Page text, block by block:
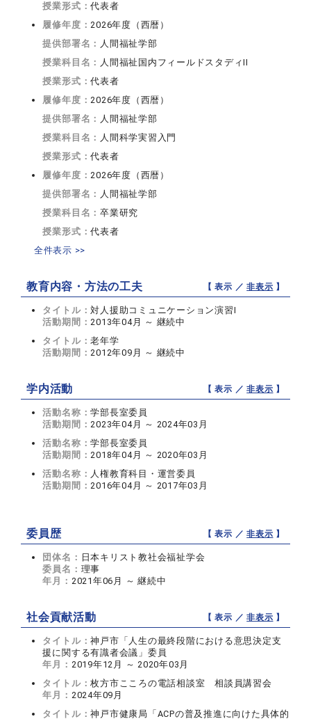
授業形式：代表者
履修年度：2026年度（西暦）
提供部署名： 人間福祉学部
授業科目名： 人間福祉国内フィールドスタディII
授業形式：代表者
履修年度：2026年度（西暦）
提供部署名： 人間福祉学部
授業科目名： 人間科学実習入門
授業形式：代表者
履修年度：2026年度（西暦）
提供部署名： 人間福祉学部
授業科目名：卒業研究
授業形式：代表者
全件表示 >>
教育内容・方法の工夫 【 表示 ／非表示 】
タイトル：対人援助コミュニケーション演習Ⅰ
活動期間：2013年04月 ～ 継続中
タイトル：老年学
活動期間：2012年09月 ～ 継続中
学内活動 【 表示 ／非表示 】
活動名称：学部長室委員
活動期間：2023年04月 ～ 2024年03月
活動名称：学部長室委員
活動期間：2018年04月 ～ 2020年03月
活動名称： 人権教育科目・運営委員
活動期間：2016年04月 ～ 2017年03月
委員歴 【 表示 ／非表示 】
団体名： 日本キリスト教社会福祉学会
委員名： 理事
年月： 2021年06月 ～ 継続中
社会貢献活動 【 表示 ／非表示 】
タイトル：神戸市「人生の最終段階における意思決定支
援に関する有識者会議」委員
年月： 2019年12月 ～ 2020年03月
タイトル：枚方市こころの電話相談室 相談員講習会
年月： 2024年09月
タイトル：神戸市健康局「ACPの普及推進に向けた具体的